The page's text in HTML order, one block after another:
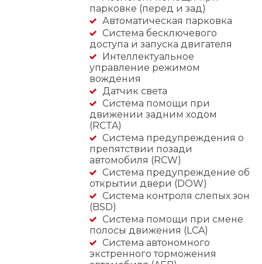
парковке (перед и зад)
Автоматическая парковка
Система бесключевого
доступа и запуска двигателя
Интеллектуальное
управление режимом
вождения
Датчик света
Система помощи при
движении задним ходом
(RCTA)
Система предупреждения о
препятствии позади
автомобиля (RCW)
Система предупреждение об
открытии двери (DOW)
Система контроля слепых зон
(BSD)
Система помощи при смене
полосы движения (LCA)
Cистема автономного
экстренного торможения